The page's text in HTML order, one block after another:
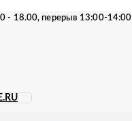
- 18.00, перерыв 13:00-14:00